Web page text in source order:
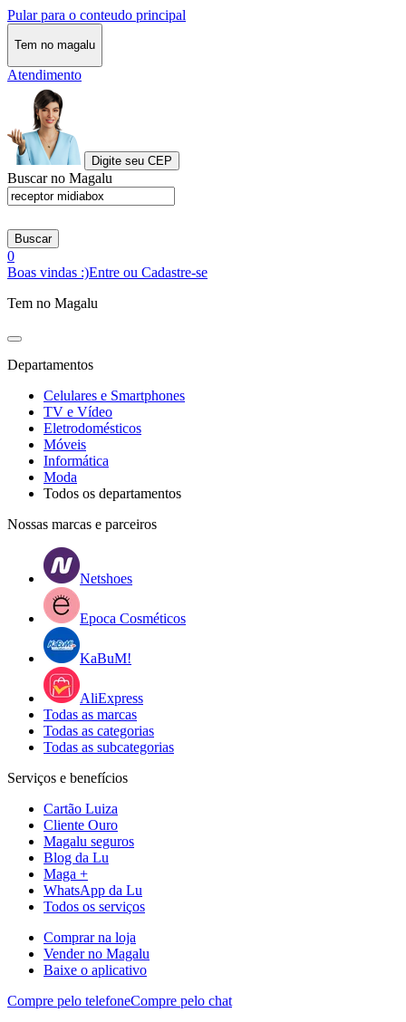
Pular para o conteudo principal
Tem no magalu
Atendimento
Digite seu CEP
Buscar no Magalu
Buscar
0
Boas vindas :)Entre ou Cadastre-se
Tem no Magalu
Departamentos
Celulares e Smartphones
TV e Vídeo
Eletrodomésticos
Móveis
Informática
Moda
Todos os departamentos
Nossas marcas e parceiros
Netshoes
Epoca Cosméticos
KaBuM!
AliExpress
Todas as marcas
Todas as categorias
Todas as subcategorias
Serviços e benefícios
Cartão Luiza
Cliente Ouro
Magalu seguros
Blog da Lu
Maga +
WhatsApp da Lu
Todos os serviços
Comprar na loja
Vender no Magalu
Baixe o aplicativo
Compre pelo telefoneCompre pelo chat